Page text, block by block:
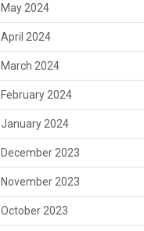
May 2024
April 2024
March 2024
February 2024
January 2024
December 2023
November 2023
October 2023